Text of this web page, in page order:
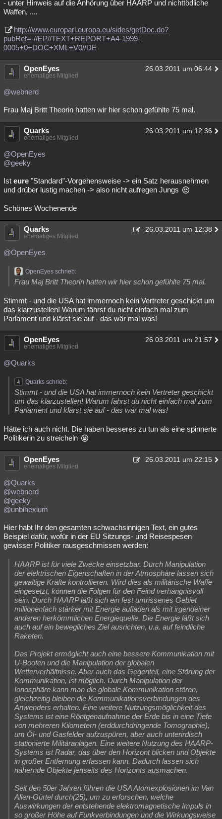
- unter Hinweis auf die Anhörung über HAARP und nichttödliche
Waffen, ....
http://www.europarl.europa.eu/sides/getDoc.do?
pubRef=-//EP//TEXT+REPORT+A4-1999-
0005+0+DOC+XML+V0//DE
OpenEyes 26.03.2011 um 06:44
ehemaliges Mitglied
@webnerd
Frau Maj Britt Theorin hatten wir hier schon gefühlte 75 mal.
Quarks 26.03.2011 um 12:36
ehemaliges Mitglied
@OpenEyes
@geeky
Ist eure "Standard"-Vorgehensweise -> ein Satz herausnehmen
und drüber lustig machen -> also nicht aufregen Jungs
Schönes Wochenende
Quarks 26.03.2011 um 12:38
ehemaliges Mitglied
@OpenEyes
OpenEyes schrieb:
Frau Maj Britt Theorin hatten wir hier schon gefühlte 75 mal.
Stimmt - und die USA hat immernoch kein Vertreter geschickt um
das klarzustellen! Warum fährst du nicht einfach mal zum
Parlament und klärst sie auf - das wär mal was!
OpenEyes 26.03.2011 um 21:57
ehemaliges Mitglied
@Quarks
Quarks schrieb:
Stimmt - und die USA hat immernoch kein Vertreter geschickt
um das klarzustellen! Warum fährst du nicht einfach mal zum
Parlament und klärst sie auf - das wär mal was!
Hätte ich auch nicht. Die haben besseres zu tun als eine spinnerte
Politikerin zu streicheln
OpenEyes 26.03.2011 um 22:15
ehemaliges Mitglied
@Quarks
@webnerd
@geeky
@unbihexium
Hier habt Ihr den gesamten schwachsinnigen Text, ein gutes
Beispiel dafür, wofür in der EU Sitzungs- und Reisespesen
gewisser Politiker rausgeschmissen werden:
HAARP ist für viele Zwecke einsetzbar. Durch Manipulation
der elektrischen Eigenschaften in der Atmosphäre lassen sich
gewaltige Kräfte kontrollieren. Wird dies als militärische Waffe
eingesetzt, können die Folgen für den Feind verhängnisvoll
sein. Durch HAARP läßt sich ein fest umrissenes Gebiet
millionenfach stärker mit Energie aufladen als mit irgendeiner
anderen herkömmlichen Energiequelle. Die Energie läßt sich
auch auf ein bewegliches Ziel ausrichten, u.a. auf feindliche
Raketen.
Das Projekt ermöglicht auch eine bessere Kommunikation mit
U-Booten und die Manipulation der globalen
Wetterverhältnisse. Aber auch das Gegenteil, eine Störung der
Kommunikation, ist möglich. Durch Manipulation der
Ionosphäre kann man die globale Kommunikation stören,
gleichzeitig bleiben die Kommunikationsverbindungen des
Anwenders erhalten. Eine weitere Nutzungsmöglichkeit des
Systems ist eine Röntgenaufnahme der Erde bis in eine Tiefe
von mehreren Kilometern (erddurchdringende Tomographie),
um Öl- und Gasfelder aufzuspüren, aber auch unterirdisch
stationierte Militäranlagen. Eine weitere Nutzung des HAARP-
Systems ist Radar, das über den Horizont blicken und Objekte
in großer Entfernung erfassen kann. Dadurch lassen sich
nähernde Objekte jenseits des Horizonts ausmachen.
Seit den 50er Jahren führen die USA Atomexplosionen im Van
Allen-Gürtel durch(25), um zu erforschen, welche
Auswirkungen der entstehende elektromagnetische Impuls in
so großer Höhe auf Funkverbindungen und die Wirkungsweise